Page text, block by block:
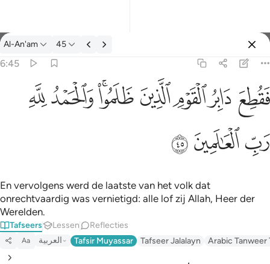
Tafseer: Al-An'am 6:45
Al-An'am 45
6:45
فقطع دابر القوم الذين ظلموا والحمد لله رب العالمين ٤٥
ٱلْقَوْمِ ٱلَّذِينَ ظَلَمُوا۟ ۚ وَٱلْحَمْدُ لِلَّهِ رَبِّ ٱلْعَـٰلَمِينَ ٤٥ﱁ ﱂﱃﱄﱅﱆﱇﱈ
ﱉﱊﱋ
En vervolgens werd de laatste van het volk dat
onrechtvaardig was vernietigd: alle lof zij Allah, Heer der
Werelden.
Tafseers Lessen Reflecties
Aa العربية Tafsir Muyassar Tafseer Jalalayn Arabic Tanweer